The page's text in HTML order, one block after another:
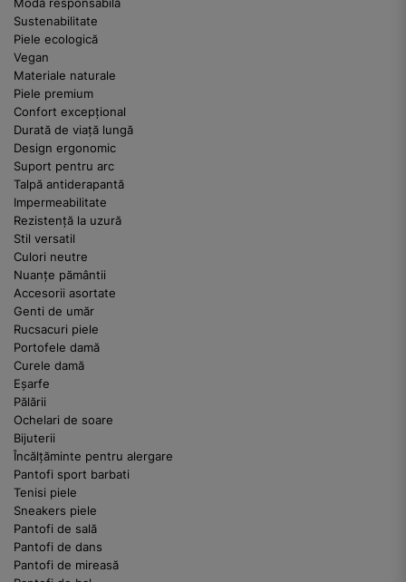
Sustenabilitate
Piele ecologică
Vegan
Materiale naturale
Piele premium
Confort excepțional
Durată de viață lungă
Design ergonomic
Suport pentru arc
Talpă antiderapantă
Impermeabilitate
Rezistență la uzură
Stil versatil
Culori neutre
Nuanțe pământii
Accesorii asortate
Genti de umăr
Rucsacuri piele
Portofele damă
Curele damă
Eșarfe
Pălării
Ochelari de soare
Bijuterii
Încălțăminte pentru alergare
Pantofi sport barbati
Tenisi piele
Sneakers piele
Pantofi de sală
Pantofi de dans
Pantofi de mireasă